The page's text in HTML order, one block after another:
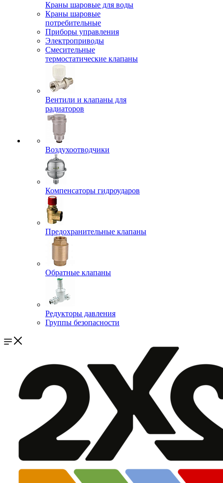
Краны шаровые для воды
Краны шаровые
потребительные
Приборы управления
Электроприводы
Смесительные
термостатические клапаны
Вентили и клапаны для
радиаторов
Воздухоотводчики
Компенсаторы гидроударов
Предохранительные клапаны
Обратные клапаны
Редукторы давления
Группы безопасности